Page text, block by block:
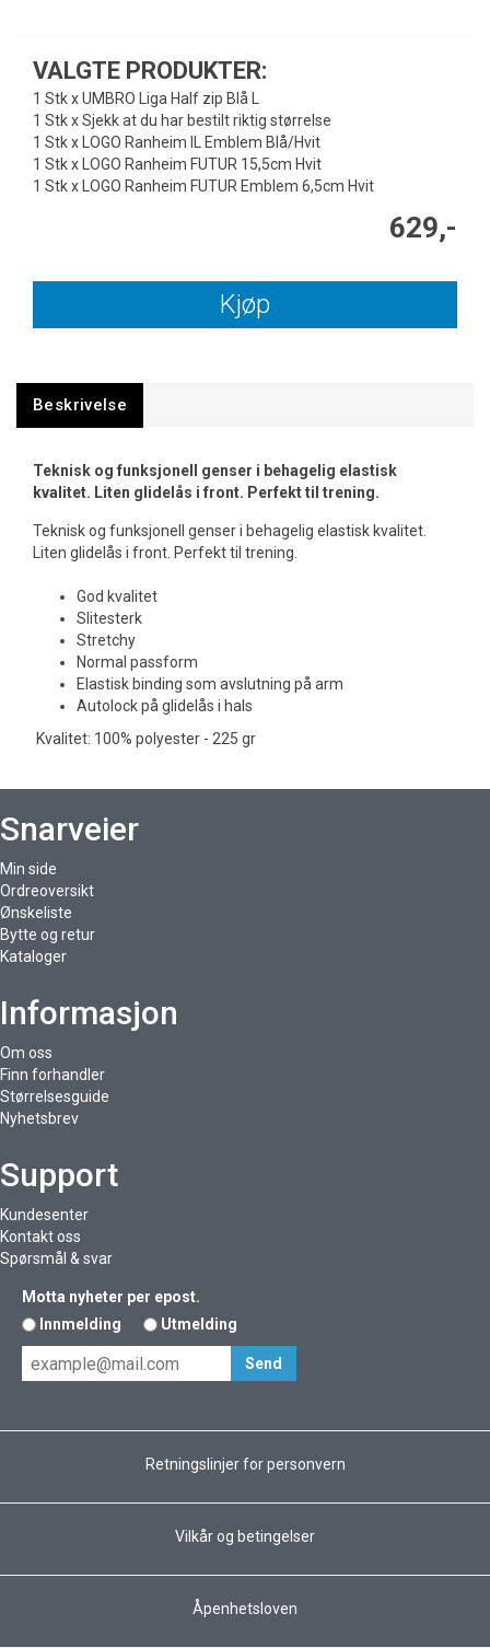
VALGTE PRODUKTER:
1 Stk x UMBRO Liga Half zip Blå L
1 Stk x Sjekk at du har bestilt riktig størrelse
1 Stk x LOGO Ranheim IL Emblem Blå/Hvit
1 Stk x LOGO Ranheim FUTUR 15,5cm Hvit
1 Stk x LOGO Ranheim FUTUR Emblem 6,5cm Hvit
629,-
Kjøp
Beskrivelse
Teknisk og funksjonell genser i behagelig elastisk
kvalitet. Liten glidelås i front. Perfekt til trening.
Teknisk og funksjonell genser i behagelig elastisk kvalitet.
Liten glidelås i front. Perfekt til trening.
God kvalitet
Slitesterk
Stretchy
Normal passform
Elastisk binding som avslutning på arm
Autolock på glidelås i hals
Kvalitet: 100% polyester - 225 gr
Snarveier
Min side
Ordreoversikt
Ønskeliste
Bytte og retur
Kataloger
Informasjon
Om oss
Finn forhandler
Størrelsesguide
Nyhetsbrev
Support
Kundesenter
Kontakt oss
Spørsmål & svar
Motta nyheter per epost.
Innmelding
Utmelding
Retningslinjer for personvern
Vilkår og betingelser
Åpenhetsloven